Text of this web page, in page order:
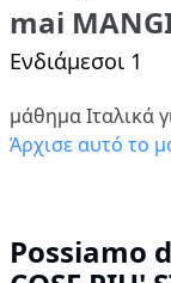
mai
Ενδιάμεσοι 1
μάθημα Ιταλικά
Άρχισε αυτό το
Possiamo